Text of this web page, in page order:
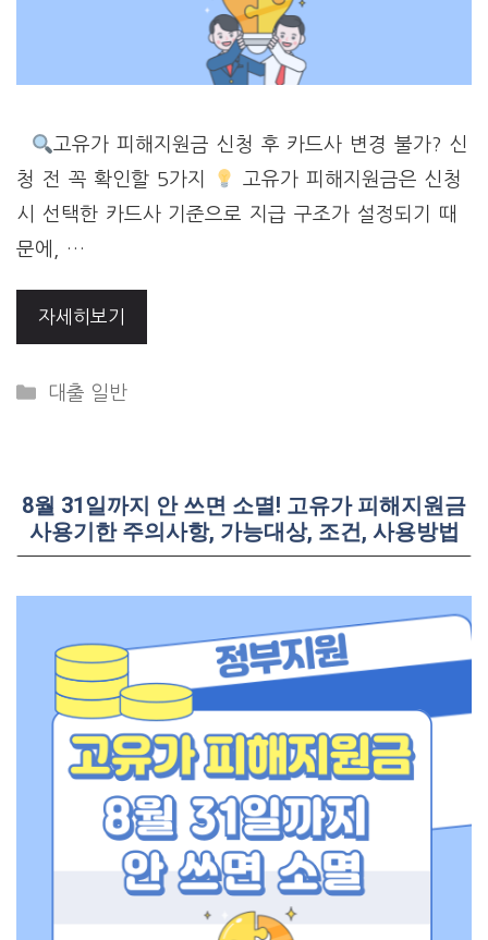
고유가 피해지원금 신청 후 카드사 변경 불가? 신
청 전 꼭 확인할 5가지
고유가 피해지원금은 신청
시 선택한 카드사 기준으로 지급 구조가 설정되기 때
문에, …
자세히보기
Categories
대출 일반
8월 31일까지 안 쓰면 소멸! 고유가 피해지원금
사용기한 주의사항, 가능대상, 조건, 사용방법